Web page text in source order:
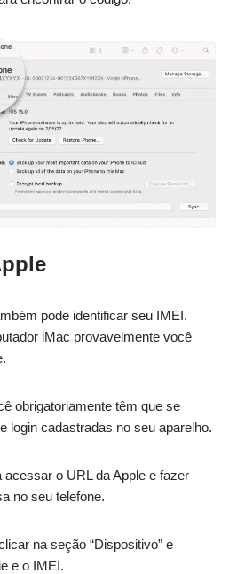
pode identificar seu IMEI.
iMac provavelmente você
obrigatoriamente têm que se
login cadastradas no seu aparelho.
o URL da Apple e fazer
no seu telefone.
na seção “Dispositivo” e
e o IMEI.